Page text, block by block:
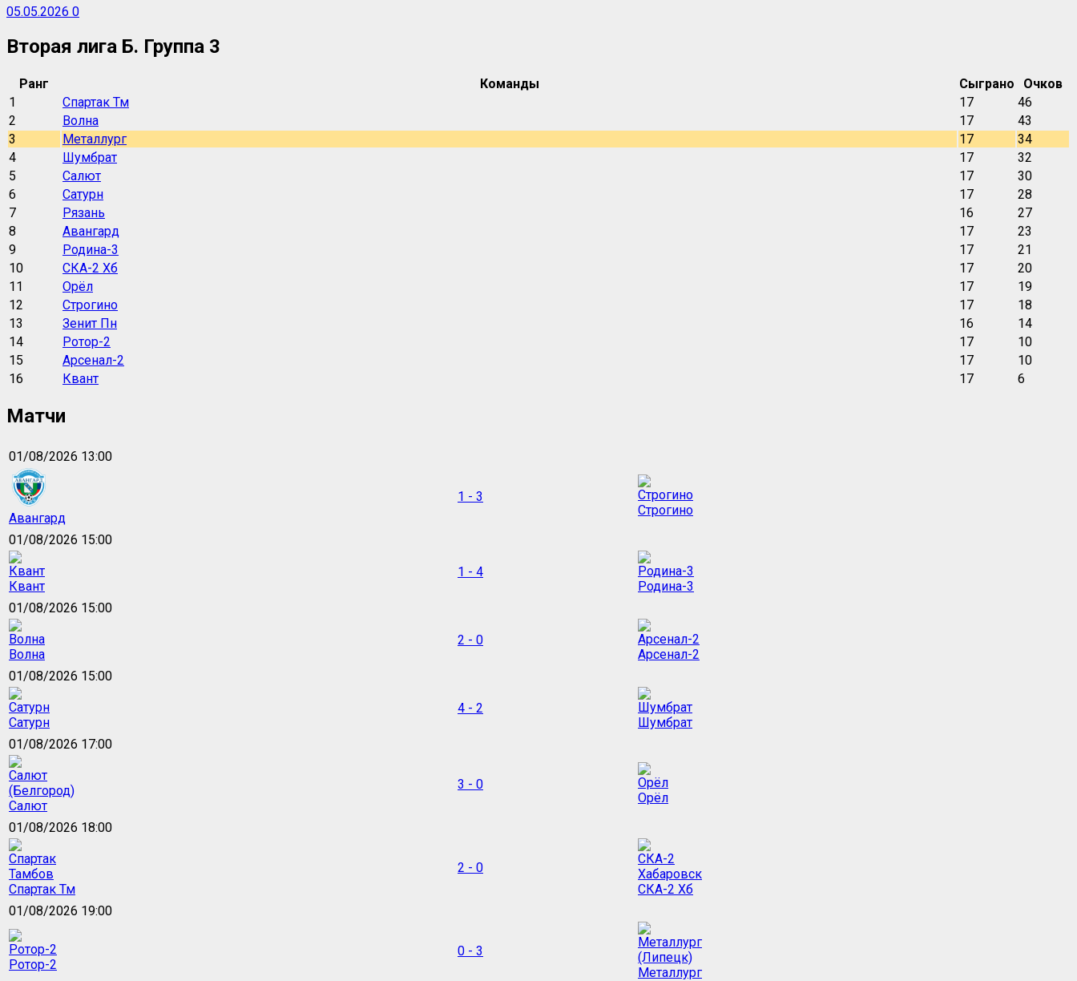
05.05.2026 0
Вторая лига Б. Группа 3
Ранг Команды Сыграно
Очков
1
Спартак Тм 17
46
2
Волна 17
43
3
Металлург 17
34
4
Шумбрат 17
32
5
Салют 17
30
6
Сатурн 17
28
7
Рязань 16
27
8
Авангард 17
23
9
Родина-3 17
21
10
СКА-2 Хб 17
20
11
Орёл 17
19
12
Строгино 17
18
13
Зенит Пн 16
14
14
Ротор-2 17
10
15
Арсенал-2 17
10
16
Квант 17 6
Матчи
01/08/2026 13:00
Авангард
1 - 3
Строгино
01/08/2026 15:00
Квант
1 - 4
Родина-3
01/08/2026 15:00
Волна
2 - 0
Арсенал-2
01/08/2026 15:00
Сатурн
4 - 2
Шумбрат
01/08/2026 17:00
Салют
3 - 0
Орёл
01/08/2026 18:00
Спартак Тм
2 - 0
СКА-2 Хб
01/08/2026 19:00
Ротор-2
0 - 3
Металлург